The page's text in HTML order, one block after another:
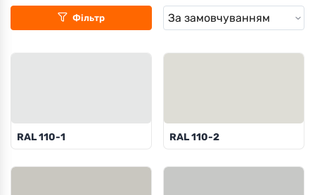
Фільтр
RAL 110-1 RAL 110-2